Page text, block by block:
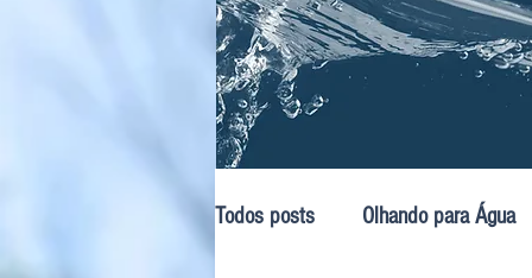
Todos posts Olhando para Água